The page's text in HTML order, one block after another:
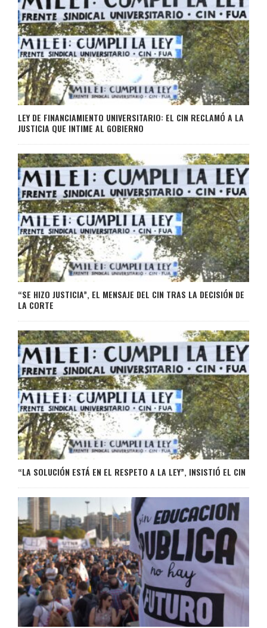
LEY DE FINANCIAMIENTO UNIVERSITARIO: EL CIN RECLAMÓ A LA
JUSTICIA QUE INTIME AL GOBIERNO
“SE HIZO JUSTICIA”, EL MENSAJE DEL CIN TRAS LA DECISIÓN DE
LA CORTE
“LA SOLUCIÓN ESTÁ EN EL RESPETO A LA LEY”, INSISTIÓ EL CIN